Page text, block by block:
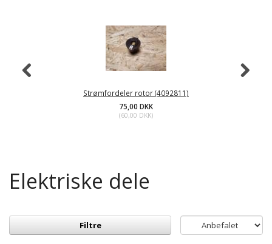
Strømfordeler rotor (4092811)
75,00 DKK
(60,00 DKK)
Elektriske dele
Filtre